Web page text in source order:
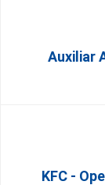
Auxiliar
KFC -